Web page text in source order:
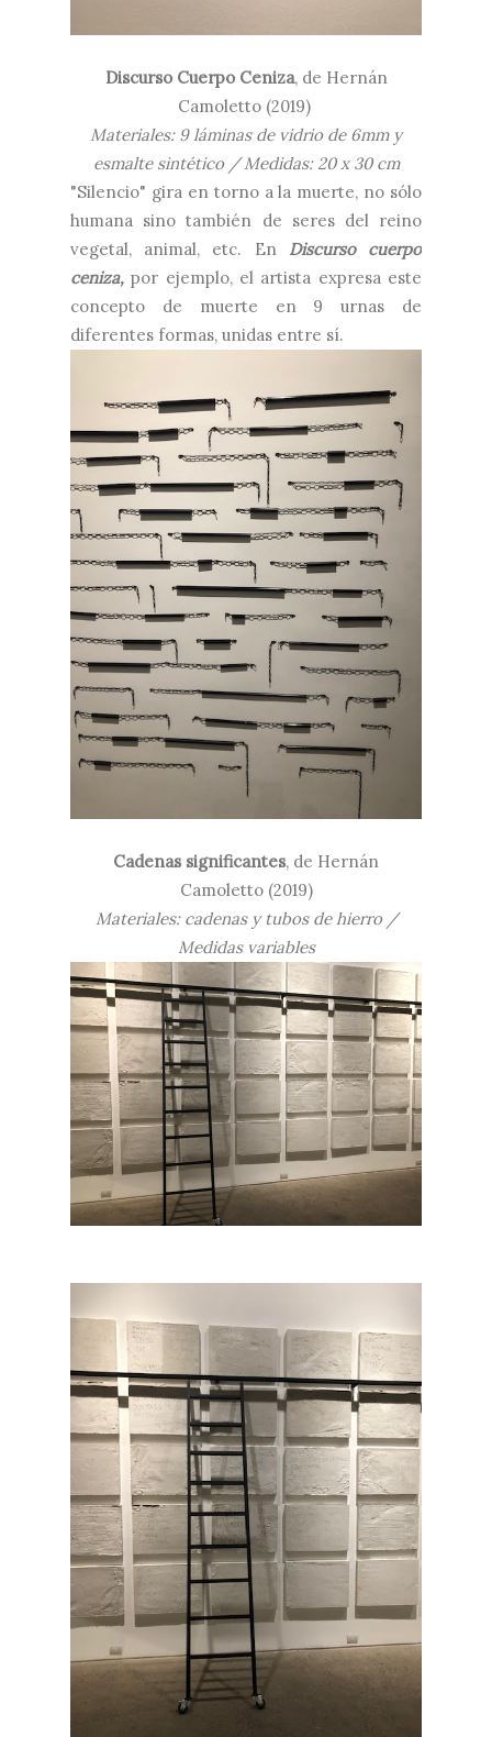
Discurso Cuerpo Ceniza, de Hernán
Camoletto (2019)
Materiales: 9 láminas de vidrio de 6mm y
esmalte sintético / Medidas: 20 x 30 cm
"Silencio" gira en torno a la muerte, no sólo
humana sino también de seres del reino
vegetal, animal, etc. En Discurso cuerpo
ceniza, por ejemplo, el artista expresa este
concepto de muerte en 9 urnas de
diferentes formas, unidas entre sí.
Cadenas significantes, de Hernán
Camoletto (2019)
Materiales: cadenas y tubos de hierro /
Medidas variables